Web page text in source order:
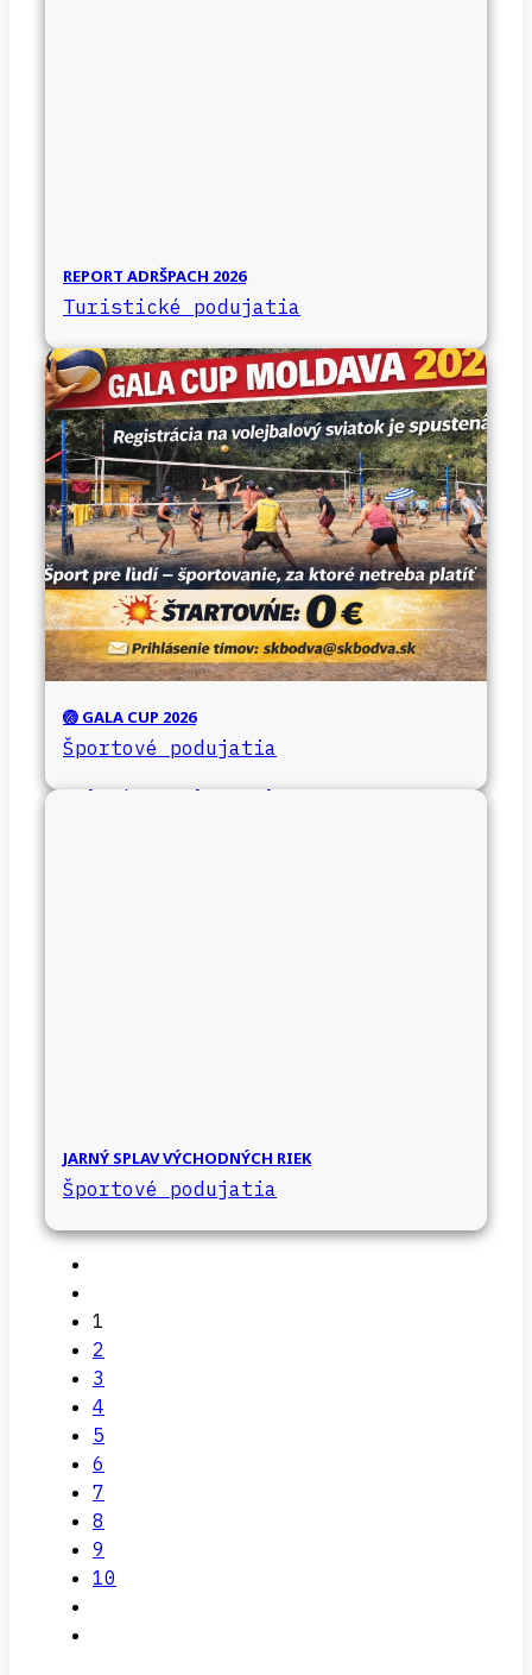
REPORT ADRŠPACH 2026
Turistické podujatia
🏐 GALA CUP 2026
Športové podujatia
JARNÝ SPLAV VÝCHODNÝCH RIEK
Športové podujatia
1
2
3
4
5
6
7
8
9
10